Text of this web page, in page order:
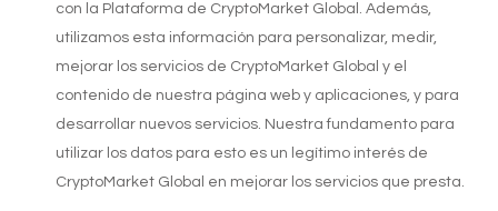
con la Plataforma de CryptoMarket Global. Además,
utilizamos esta información para personalizar, medir,
mejorar los servicios de CryptoMarket Global y el
contenido de nuestra página web y aplicaciones, y para
desarrollar nuevos servicios. Nuestra fundamento para
utilizar los datos para esto es un legítimo interés de
CryptoMarket Global en mejorar los servicios que presta.